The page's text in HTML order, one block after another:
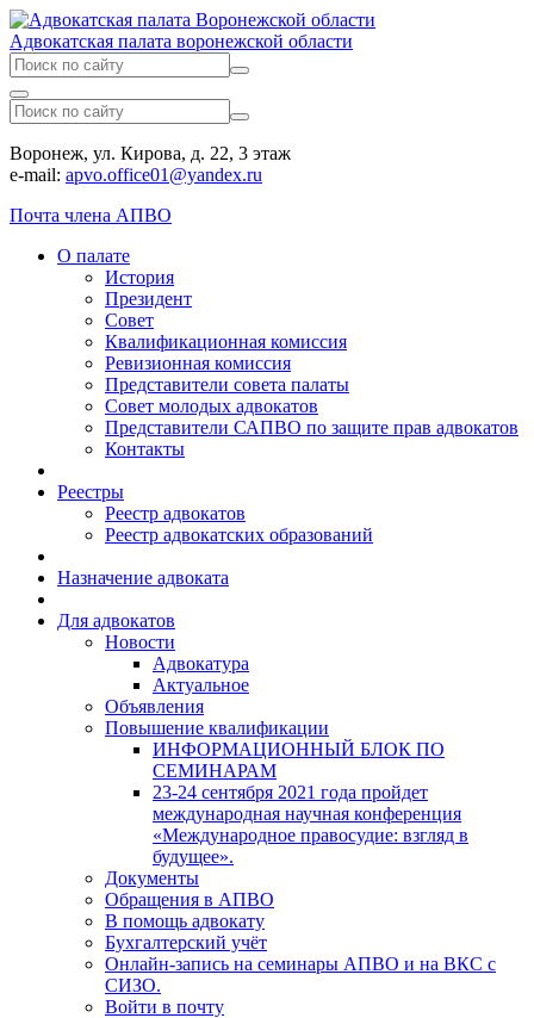
Адвокатская палата воронежской области
Воронеж, ул. Кирова, д. 22, 3 этаж
e-mail: apvo.office01@yandex.ru
Почта члена АПВО
О палате
История
Президент
Совет
Квалификационная комиссия
Ревизионная комиссия
Представители совета палаты
Совет молодых адвокатов
Представители САПВО по защите прав адвокатов
Контакты
Реестры
Реестр адвокатов
Реестр адвокатских образований
Назначение адвоката
Для адвокатов
Новости
Адвокатура
Актуальное
Объявления
Повышение квалификации
ИНФОРМАЦИОННЫЙ БЛОК ПО
СЕМИНАРАМ
23-24 сентября 2021 года пройдет
международная научная конференция
«Международное правосудие: взгляд в
будущее».
Документы
Обращения в АПВО
В помощь адвокату
Бухгалтерский учёт
Онлайн-запись на семинары АПВО и на ВКС с
СИЗО.
Войти в почту